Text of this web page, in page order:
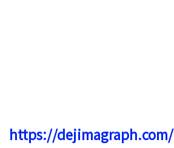
https://dejimagraph.com/